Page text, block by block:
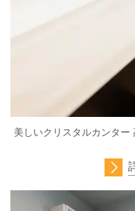
美しいクリスタルカン